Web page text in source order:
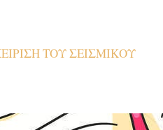
ΤΟΥ ΣΕΙΣΜΙΚΟΥ